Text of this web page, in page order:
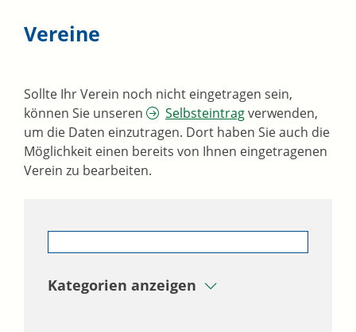
Vereine
Sollte Ihr Verein noch nicht eingetragen sein,
können Sie unseren
Selbsteintragverwenden,
um die Daten einzutragen. Dort haben Sie auch die
Möglichkeit einen bereits von Ihnen eingetragenen
Verein zu bearbeiten.
Kategorien anzeigen